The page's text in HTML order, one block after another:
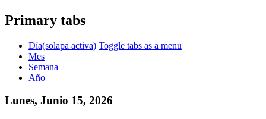
Primary tabs
Día(solapa activa) Toggle tabs as a menu
Mes
Semana
Año
Lunes, Junio 15, 2026